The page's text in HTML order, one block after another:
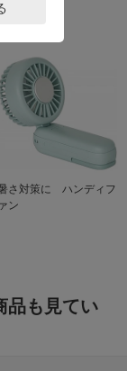
さ対策に ハンディフ
ァン
品も見てい